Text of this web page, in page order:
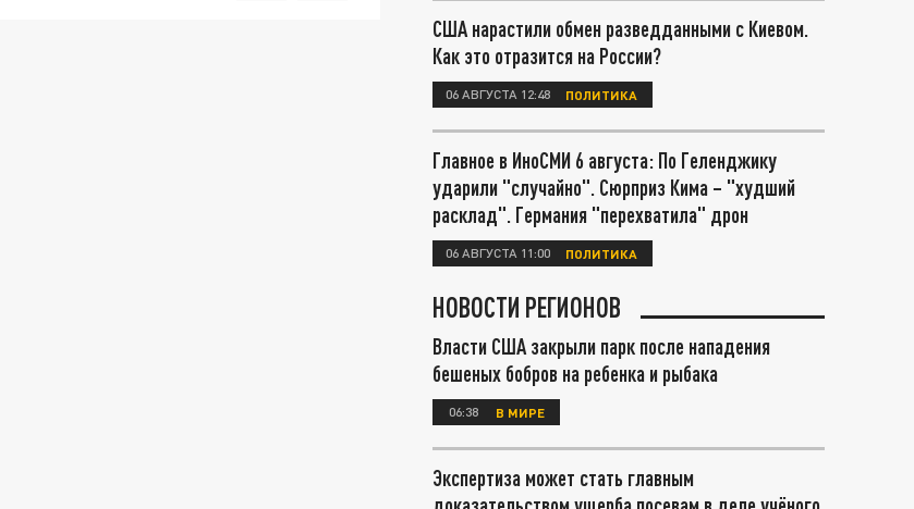
США нарастили обмен разведданными с Киевом.
Как это отразится на России?
06 АВГУСТА 12:48 ПОЛИТИКА
Главное в ИноСМИ 6 августа: По Геленджику
ударили "случайно". Сюрприз Кима – "худший
расклад". Германия "перехватила" дрон
06 АВГУСТА 11:00 ПОЛИТИКА
НОВОСТИ РЕГИОНОВ
Власти США закрыли парк после нападения
бешеных бобров на ребенка и рыбака
06:38 В МИРЕ
Экспертиза может стать главным